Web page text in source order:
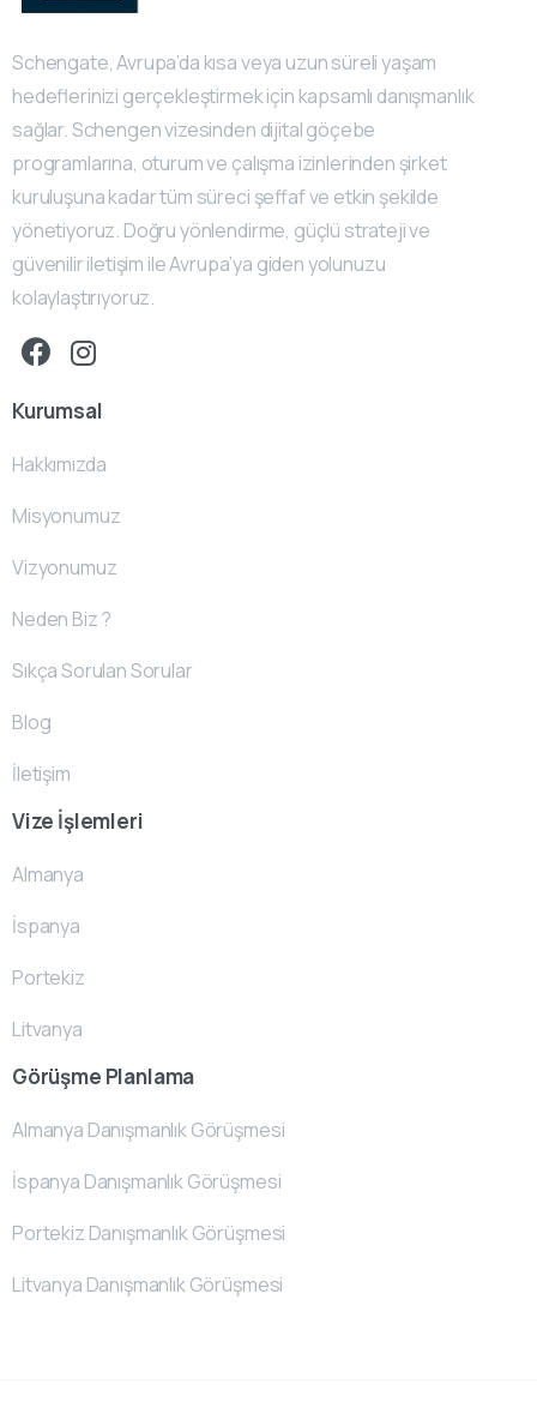
Schengate, Avrupa’da kısa veya uzun süreli yaşam
hedeflerinizi gerçekleştirmek için kapsamlı danışmanlık
sağlar. Schengen vizesinden dijital göçebe
programlarına, oturum ve çalışma izinlerinden şirket
kuruluşuna kadar tüm süreci şeffaf ve etkin şekilde
yönetiyoruz. Doğru yönlendirme, güçlü strateji ve
güvenilir iletişim ile Avrupa’ya giden yolunuzu
kolaylaştırıyoruz.
Kurumsal
Hakkımızda
Misyonumuz
Vizyonumuz
Neden Biz ?
Sıkça Sorulan Sorular
Blog
İletişim
Vize İşlemleri
Almanya
İspanya
Portekiz
Litvanya
Görüşme Planlama
Almanya Danışmanlık Görüşmesi
İspanya Danışmanlık Görüşmesi
Portekiz Danışmanlık Görüşmesi
Litvanya Danışmanlık Görüşmesi